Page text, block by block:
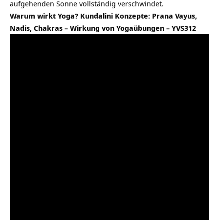
aufgehenden Sonne vollständig verschwindet.
Warum wirkt Yoga? Kundalini Konzepte: Prana Vayus,
Nadis, Chakras – Wirkung von Yogaübungen – YVS312